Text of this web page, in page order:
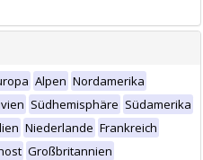
Alpen Nordamerika
Südhemisphäre Südamerika
Niederlande Frankreich
Großbritannien